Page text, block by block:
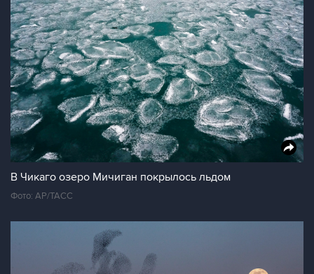
В Чикаго озеро Мичиган покрылось льдом
Фото: АР/ТАСС